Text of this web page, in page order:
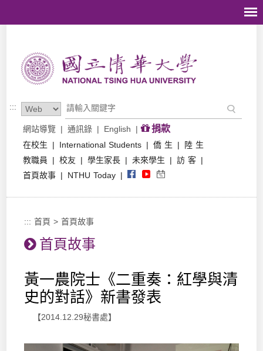
:::
網站導覽 | 通訊錄 | English | 捐款
在校生 | International Students | 僑 生 |
陸 生
教職員
| 校友 | 學生家長 | 未來學生 | 訪 客 |
首頁故事 | NTHU Today |
::: 首頁 >首頁故事
首頁故事
黃一農院士《二重奏：紅學與清
史的對話》新書發表
【2014.12.29秘書處】